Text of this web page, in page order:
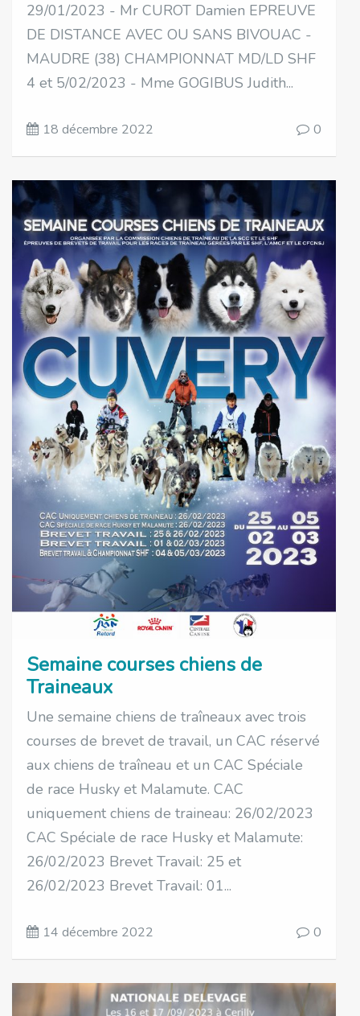
29/01/2023 - Mr CUROT Damien EPREUVE
DE DISTANCE AVEC OU SANS BIVOUAC -
MAUDRE (38) CHAMPIONNAT MD/LD SHF
4 et 5/02/2023 - Mme GOGIBUS Judith...
18 décembre 2022 0
Semaine courses chiens de
Traineaux
Une semaine chiens de traîneaux avec trois
courses de brevet de travail, un CAC réservé
aux chiens de traîneau et un CAC Spéciale
de race Husky et Malamute. CAC
uniquement chiens de traineau: 26/02/2023
CAC Spéciale de race Husky et Malamute:
26/02/2023 Brevet Travail: 25 et
26/02/2023 Brevet Travail: 01...
14 décembre 2022 0